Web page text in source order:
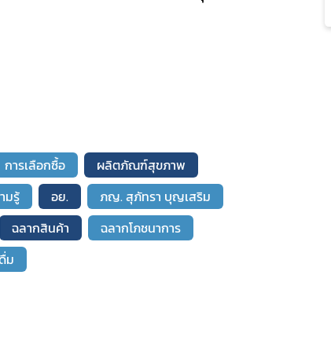
การเลือกซื้อ
ผลิตภัณฑ์สุขภาพ
มรู้ อย.
ภญ. สุภัทรา บุญเสริม
ฉลากสินค้า
ฉลากโภชนาการ
ม